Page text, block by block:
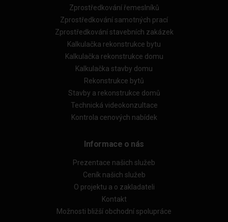
Zprostředkování řemeslníků
Zprostředkování samotných prací
Zprostředkování stavebních zakázek
Kalkulačka rekonstrukce bytu
Kalkulačka rekonstrukce domu
Kalkulačka stavby domu
Rekonstrukce bytů
Stavby a rekonstrukce domů
Technická videokonzultace
Kontrola cenových nabídek
Informace o nás
Prezentace našich služeb
Ceník našich služeb
O projektu a o zakladateli
Kontakt
Možnosti bližší obchodní spolupráce